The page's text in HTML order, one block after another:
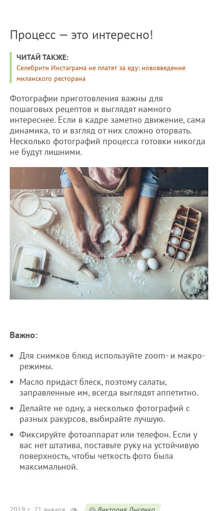
Процесс — это интересно!
ЧИТАЙ ТАКЖЕ:
Селебрити Инстаграма не платят за еду: нововведение
миланского ресторана
Фотографии приготовления важны для
пошаговых рецептов и выглядят намного
интереснее. Если в кадре заметно движение, сама
динамика, то и взгляд от них сложно оторвать.
Несколько фотографий процесса готовки никогда
не будут лишними.
Важно:
Для снимков блюд используйте zoom- и макро-
режимы.
Масло придаст блеск, поэтому салаты,
заправленные им, всегда выглядят аппетитно.
Делайте не одну, а несколько фотографий с
разных ракурсов, выбирайте лучшую.
Фиксируйте фотоаппарат или телефон. Если у
вас нет штатива, поставьте руку на устойчивую
поверхность, чтобы четкость фото была
максимальной.